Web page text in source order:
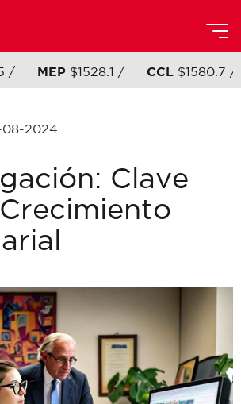
/ MEP $1528.1 / CCL $1580.7 /
08-2024
Clave